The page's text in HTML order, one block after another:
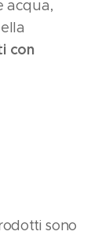
acqua,
con
sono